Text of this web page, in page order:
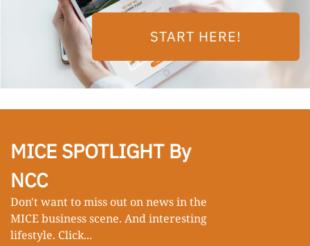
START HERE!
MICE SPOTLIGHT By
NCC
Don't want to miss out on news in the
MICE business scene. And interesting
lifestyle. Click...